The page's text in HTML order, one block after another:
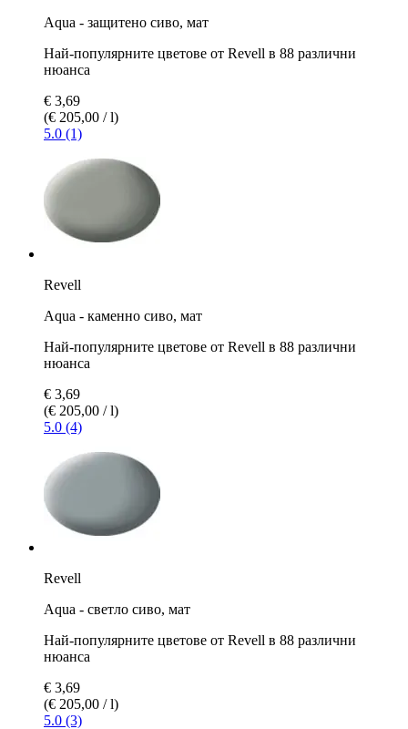
Aqua - защитено сиво, мат
Най-популярните цветове от Revell в 88 различни
нюанса
€ 3,69
(€ 205,00 / l)
5.0 (1)
Revell
Aqua - каменно сиво, мат
Най-популярните цветове от Revell в 88 различни
нюанса
€ 3,69
(€ 205,00 / l)
5.0 (4)
Revell
Aqua - светло сиво, мат
Най-популярните цветове от Revell в 88 различни
нюанса
€ 3,69
(€ 205,00 / l)
5.0 (3)